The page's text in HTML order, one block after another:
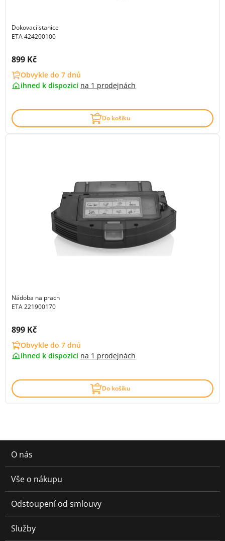
Dokovací stanice
ETA 424200100
Cena s DPH:
899 Kč
Obvykle do 7 dnů
ihned k dispozici na 1 prodejnách
Do košíku
Nádoba na prach
ETA 221900170
Cena s DPH:
899 Kč
Obvykle do 7 dnů
ihned k dispozici na 1 prodejnách
Do košíku
O nás
Vše o nákupu
Odstoupení od smlouvy
Služby